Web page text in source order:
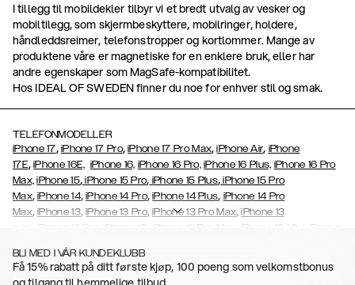
I tillegg til mobildekler tilbyr vi et bredt utvalg av vesker og
mobiltilegg, som skjermbeskyttere, mobilringer, holdere,
håndleddsreimer, telefonstropper og kortlommer. Mange av
produktene våre er magnetiske for en enklere bruk, eller har
andre egenskaper som MagSafe-kompatibilitet.
Hos IDEAL OF SWEDEN finner du noe for enhver stil og smak.
TELEFONMODELLER
iPhone 17, iPhone 17 Pro,iPhone 17 Pro Max,iPhone Air, iPhone
17E,iPhone 16E, iPhone 16, iPhone 16 Pro, iPhone 16 Plus, iPhone 16 Pro
Max, iPhone 15, iPhone 15 Pro, iPhone 15 Plus, iPhone 15 Pro
Max,iPhone 14,iPhone 14 Pro,iPhone 14 Plus, iPhone 14 Pro
Max,iPhone 13,iPhone 13 Pro,iPhone 13 Pro Max,iPhone 13
iPhone 12 Pro iPhone 12 iPhone 12 Pro Max iPhone 12 Mini
iPhone
XR ,iPhone X,iPhone SE (2020)
iPhone 7,
iPhone 7 Plus , iPhone 6/6s , iPhone 6/6s Plus ,iPhone 5/5s/SE ,
BLI MED I VÅR KUNDEKLUBB
Få 15% rabatt på ditt første kjøp, 100 poeng som velkomstbonus